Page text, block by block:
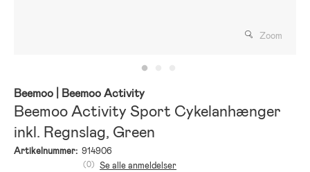
Zoom
Beemoo | Beemoo Activity
Beemoo Activity Sport Cykelanhænger
inkl. Regnslag, Green
Artikelnummer: 914906
(0) Se alle anmeldelser